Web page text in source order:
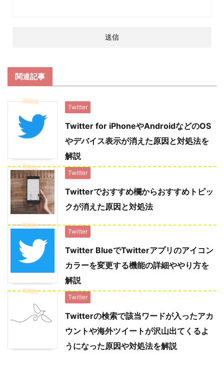
関連記事
Twitter
Twitter for iPhoneやAndroidなどのOS
やデバイス表示が消えた原因と対処法を
解説
Twitter
Twitterでおすすめ欄からおすすめトピッ
クが消えた原因と対処法
Twitter
Twitter BlueでTwitterアプリのアイコン
カラーを変更する機能の詳細ややり方を
解説
Twitter
Twitterの検索で該当ワードが入ったアカ
ウントや海外ツイートが沢山出てくるよ
うになった原因や対処法を解説